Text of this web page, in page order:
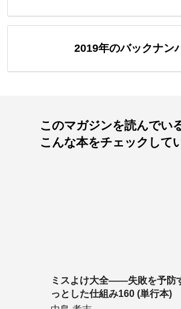
2019年のバックナン
このマガジンを読んでい
こんな本をチェックして
ミスよけ大全――失敗を予防
っとした仕組み160 (単行本)